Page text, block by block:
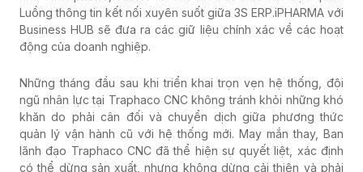
Luồng thông tin kết nối xuyên suốt giữa 3S ERP.iPHARMA với
Business HUB sẽ đưa ra các giữ liệu chính xác về các hoạt
động của doanh nghiệp.
Những tháng đầu sau khi triển khai trọn vẹn hệ thống, đội
ngũ nhân lực tại Traphaco CNC không tránh khỏi những khó
khăn do phải cân đối và chuyển dịch giữa phương thức
quản lý vận hành cũ với hệ thống mới. May mắn thay, Ban
lãnh đạo Traphaco CNC đã thể hiện sự quyết liệt, xác định
có thể dừng sản xuất, nhưng không dừng cải thiện và phải